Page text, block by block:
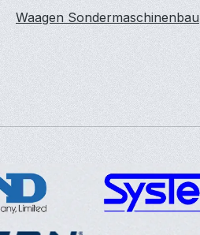
Waagen Sondermaschinenbau